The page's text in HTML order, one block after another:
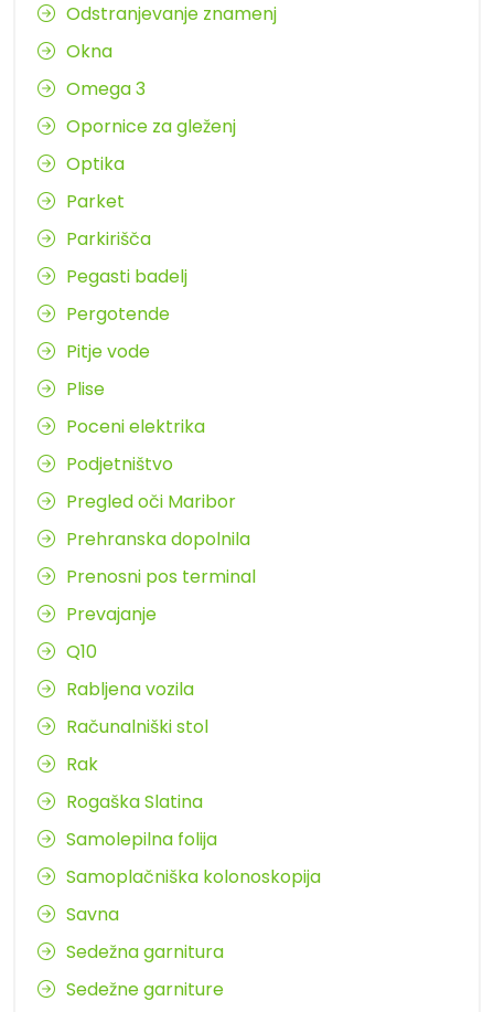
Odstranjevanje znamenj
Okna
Omega 3
Opornice za gleženj
Optika
Parket
Parkirišča
Pegasti badelj
Pergotende
Pitje vode
Plise
Poceni elektrika
Podjetništvo
Pregled oči Maribor
Prehranska dopolnila
Prenosni pos terminal
Prevajanje
Q10
Rabljena vozila
Računalniški stol
Rak
Rogaška Slatina
Samolepilna folija
Samoplačniška kolonoskopija
Savna
Sedežna garnitura
Sedežne garniture